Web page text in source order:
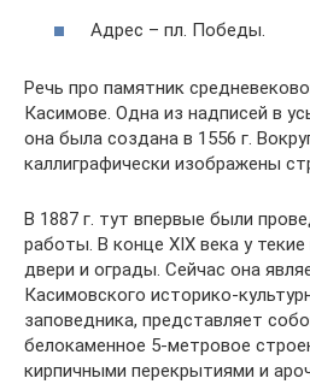
Адрес – пл. Победы.
Речь про памятник
Касимове. Одна из надписей в
она была создана в 1556 г.
каллиграфически изображены
В 1887 г. тут впервые были
работы. В конце XIX века у
двери и ограды. Сейчас она
Касимовского историко-
заповедника, представляет
белокаменное 5-метровое
кирпичными перекрытиями и